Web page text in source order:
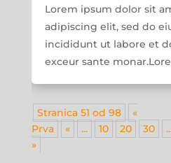
Lorem ipsum dolor sit
adipiscing elit, sed do
incididunt ut labore et
exceur sante
Stranica 51 od 98
«
Prva
« ... 10 20 30
»